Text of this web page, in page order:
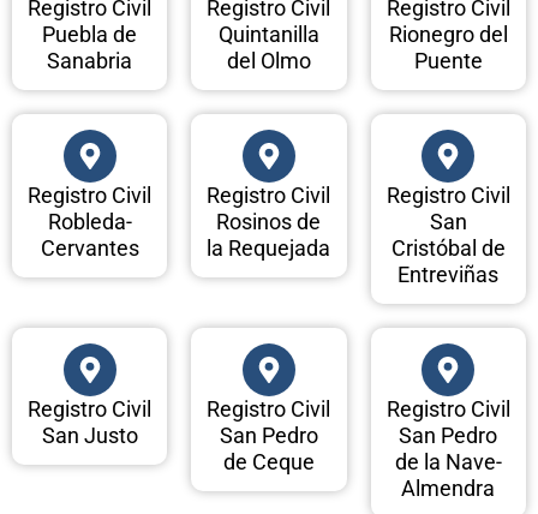
Registro Civil
Puebla de
Sanabria
Registro Civil
Quintanilla
del Olmo
Registro Civil
Rionegro del
Puente
Registro Civil
Robleda-
Cervantes
Registro Civil
Rosinos de
la Requejada
Registro Civil
San
Cristóbal de
Entreviñas
Registro Civil
San Justo
Registro Civil
San Pedro
de Ceque
Registro Civil
San Pedro
de la Nave-
Almendra